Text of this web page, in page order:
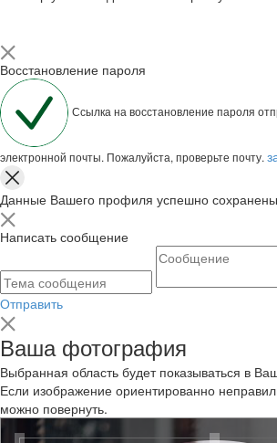
Восстановление пароля
Ссылка на восстановление пароля
электронной почты. Пожалуйста, проверьте почту.
Данные Вашего профиля успешно сохранены
Написать сообщение
Отправить
Ваша фотография
Выбранная область будет показываться в
Если изображение ориентированно
можно повернуть.